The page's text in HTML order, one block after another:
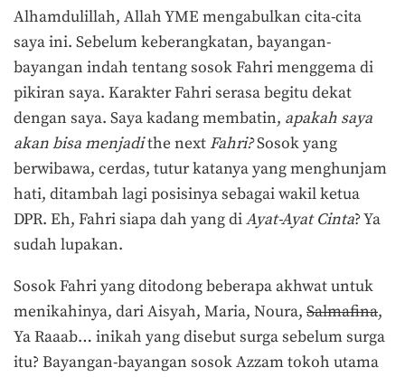
Alhamdulillah, Allah YME mengabulkan cita-cita
saya ini. Sebelum keberangkatan, bayangan-
bayangan indah tentang sosok Fahri menggema di
pikiran saya. Karakter Fahri serasa begitu dekat
dengan saya. Saya kadang membatin, apakah saya
akan bisa menjadithe next Fahri?Sosok yang
berwibawa, cerdas, tutur katanya yang menghunjam
hati, ditambah lagi posisinya sebagai wakil ketua
DPR. Eh, Fahri siapa dah yang diAyat-Ayat Cinta? Ya
sudah lupakan.
Sosok Fahri yang ditodong beberapa akhwat untuk
menikahinya, dari Aisyah, Maria, Noura, Salmafina,
Ya Raaab… inikah yang disebut surga sebelum surga
itu? Bayangan-bayangan sosok Azzam tokoh utama